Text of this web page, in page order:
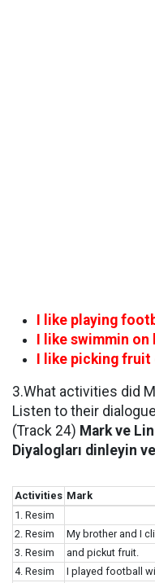
I like playing
I like swimmin on
I like picking
3.What activities did
Listen to their
(Track 24) Mark ve
Diyalogları dinleyin
Activities Mark
1. Resim
2. Resim
My brother and I
3. Resim
and pickut fruit.
4. Resim
I played football